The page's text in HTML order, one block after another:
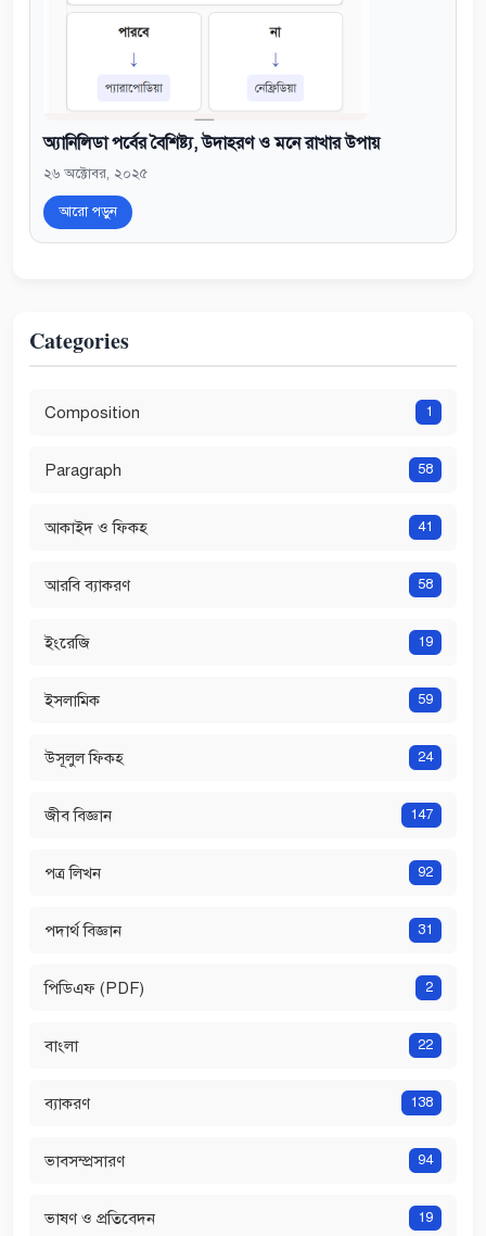
অ্যানিলিডা পর্বের বৈশিষ্ট্য, উদাহরণ ও মনে রাখার উপায়
২৬ অক্টোবর, ২০২৫
আরো পড়ুন
Categories
Composition 1
Paragraph 58
আকাইদ ও ফিকহ 41
আরবি ব্যাকরণ 58
ইংরেজি 19
ইসলামিক 59
উসূলুল ফিকহ 24
জীব বিজ্ঞান 147
পত্র লিখন 92
পদার্থ বিজ্ঞান 31
পিডিএফ (PDF) 2
বাংলা 22
ব্যাকরণ 138
ভাবসম্প্রসারণ 94
ভাষণ ও প্রতিবেদন 19